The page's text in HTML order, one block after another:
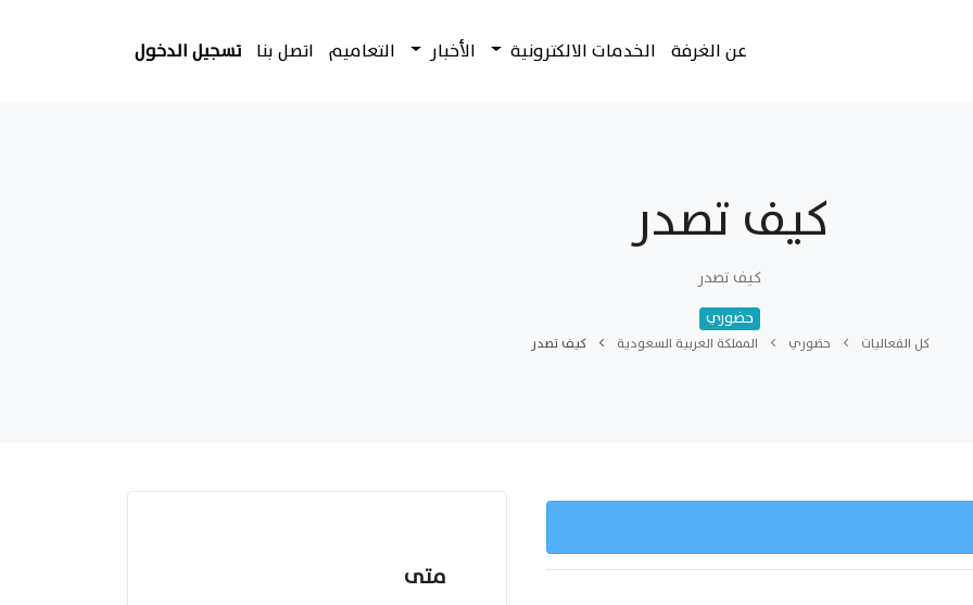
عن الغرفة الخدمات الالكترونية الأخبار التعاميم اتصل بنا تسجيل الدخول
كيف تصدر
كيف تصدر
حضوري
كل الفعاليات حضوري المملكة العربية السعودية كيف تصدر
متى